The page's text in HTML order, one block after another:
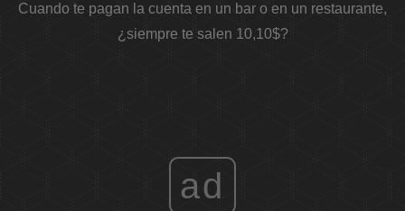
Cuando te pagan la cuenta en un bar o en un restaurante,
¿siempre te salen 10,10$?
ad